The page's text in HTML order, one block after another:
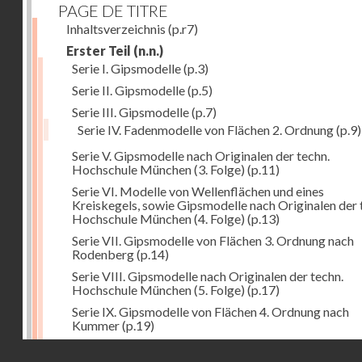
PAGE DE TITRE
Inhaltsverzeichnis (p.r7)
Erster Teil (n.n.)
Serie I. Gipsmodelle(p.3)
Serie II. Gipsmodelle(p.5)
Serie III. Gipsmodelle(p.7)
Serie IV. Fadenmodelle von Flächen 2. Ordnung(p.9)
Serie V. Gipsmodelle nach Originalen der techn.
Hochschule München (3. Folge) (p.11)
Serie VI. Modelle von Wellenflächen und eines
Kreiskegels, sowie Gipsmodelle nach Originalen der
Hochschule München (4. Folge) (p.13)
Serie VII. Gipsmodelle von Flächen 3. Ordnung nach
Rodenberg(p.14)
Serie VIII. Gipsmodelle nach Originalen der techn.
Hochschule München (5. Folge) (p.17)
Serie IX. Gipsmodelle von Flächen 4. Ordnung nach
Kummer(p.19)